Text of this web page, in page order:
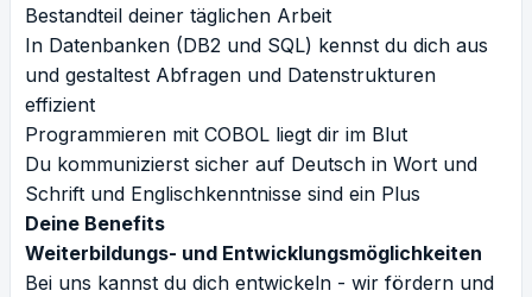
Bestandteil deiner täglichen Arbeit
In Datenbanken (DB2 und SQL) kennst du dich aus
und gestaltest Abfragen und Datenstrukturen
effizient
Programmieren mit COBOL liegt dir im Blut
Du kommunizierst sicher auf Deutsch in Wort und
Schrift und Englischkenntnisse sind ein Plus
Deine Benefits
Weiterbildungs- und Entwicklungsmöglichkeiten
Bei uns kannst du dich entwickeln - wir fördern und